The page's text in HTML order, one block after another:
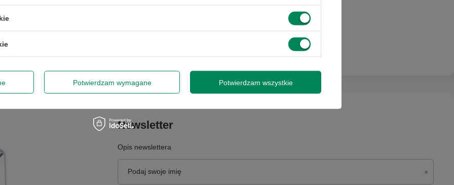
Newsletter
Opis newslettera
Podaj swoje imię
Potwierdzam wymagane Potwierdzam wszystkie